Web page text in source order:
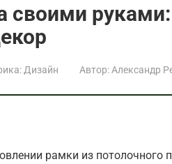
своими
Дизайн Автор: Александр
рамки из потолочного